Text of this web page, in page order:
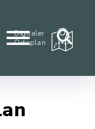
Digitaler
Ortsplan